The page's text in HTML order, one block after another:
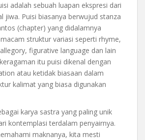
adalah sebuah luapan ekspresi dari
jiwa. Puisi biasanya berwujud stanza
(chapter) yang didalamnya
struktur variasi seperti rhyme,
figurative language dan lain
itu puisi dikenal dengan
atau ketidak biasaan dalam
kalimat yang biasa digunakan
karya sastra yang paling unik
kontemplasi terdalam penyairnya.
maknanya, kita mesti